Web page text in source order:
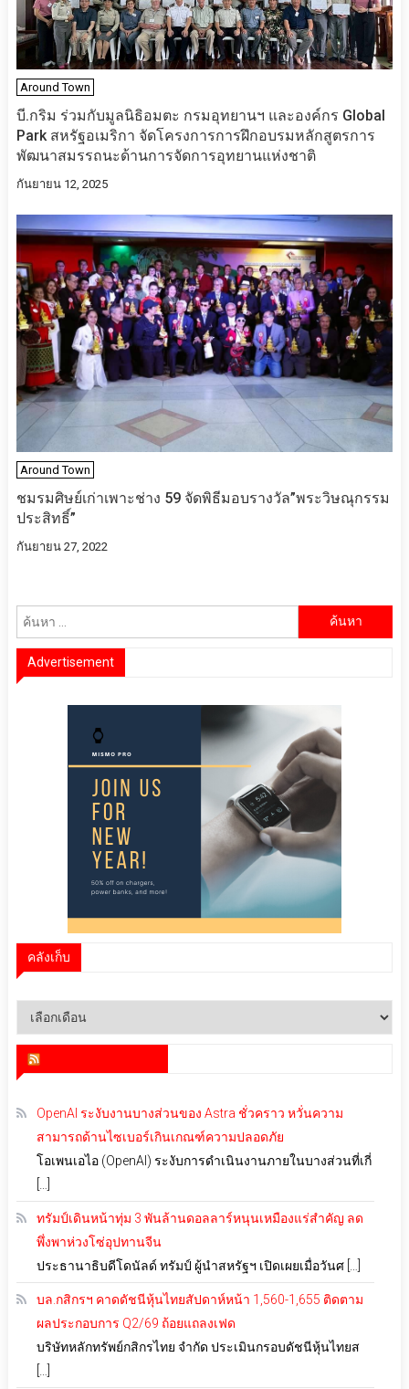
Around Town
บี.กริม ร่วมกับมูลนิธิอมตะ กรมอุทยานฯ และองค์กร Global
Park สหรัฐอเมริกา จัดโครงการการฝึกอบรมหลักสูตรการ
พัฒนาสมรรถนะด้านการจัดการอุทยานแห่งชาติ
กันยายน 12, 2025
Around Town
ชมรมศิษย์เก่าเพาะช่าง 59 จัดพิธีมอบรางวัล”พระวิษณุกรรม
ประสิทธิ์”
กันยายน 27, 2022
Advertisement
คลังเก็บ
คลัง
OpenAI ระงับงานบางส่วนของ Astra ชั่วคราว หวั่นความ
สามารถด้านไซเบอร์เกินเกณฑ์ความปลอดภัย
โอเพนเอไอ (OpenAI) ระงับการดำเนินงานภายในบางส่วนที่เกี่
ทรัมป์เดินหน้าทุ่ม 3 พันล้านดอลลาร์หนุนเหมืองแร่สำคัญ ลด
พึ่งพาห่วงโซ่อุปทานจีน
ประธานาธิบดีโดนัลด์ ทรัมป์ ผู้นำสหรัฐฯ เปิดเผยเมื่อวันศ […]
บล.กสิกรฯ คาดดัชนีหุ้นไทยสัปดาห์หน้า 1,560-1,655 ติดตาม
ผลประกอบการ Q2/69 ถ้อยแถลงเฟด
บริษัทหลักทรัพย์กสิกรไทย จำกัด ประเมินกรอบดัชนีหุ้นไทยส